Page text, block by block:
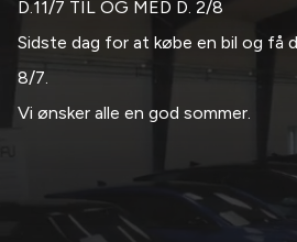
D.11/7 TIL OG MED D. 2/8
Sidste dag for at købe en bil og få
8/7.
Vi ønsker alle en god sommer.